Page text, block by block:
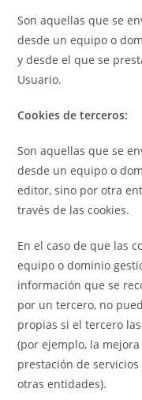
Son aquellas que se
desde un equipo o
y desde el que se
Usuario.
Cookies de terceros:
Son aquellas que se
desde un equipo o
editor, sino por otra
través de las cookies.
En el caso de que las
equipo o dominio
información que se
por un tercero, no
propias si el tercero
(por ejemplo, la
prestación de
otras entidades).